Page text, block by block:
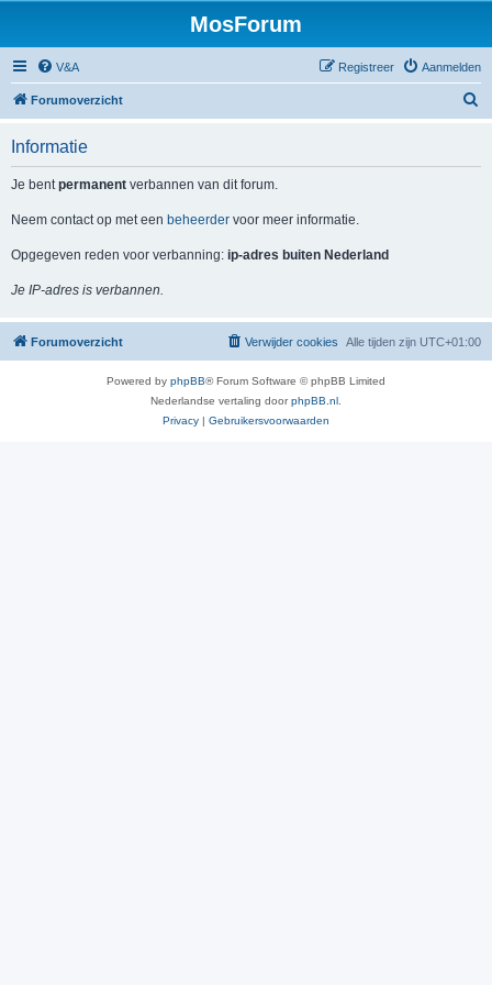
MosForum
V&A Aanmelden
Registreer
Forumoverzicht
Informatie
Je bentpermanent verbannen van dit forum.
Neem contact op met een beheerder voor meer informatie.
Opgegeven reden voor verbanning: ip-adres buiten Nederland
Je IP-adres is verbannen.
Forumoverzicht Alle tijden zijn UTC+01:00
Verwijder cookies
Powered by phpBB® Forum Software © phpBB Limited
Nederlandse vertaling doorphpBB.nl
Privacy | Gebruikersvoorwaarden